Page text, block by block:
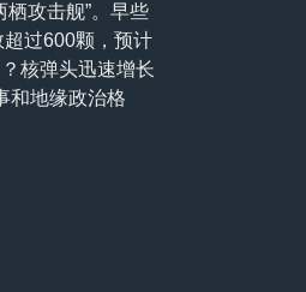
攻击舰”。早些
过600颗，预计
核弹头迅速增长
和地缘政治格